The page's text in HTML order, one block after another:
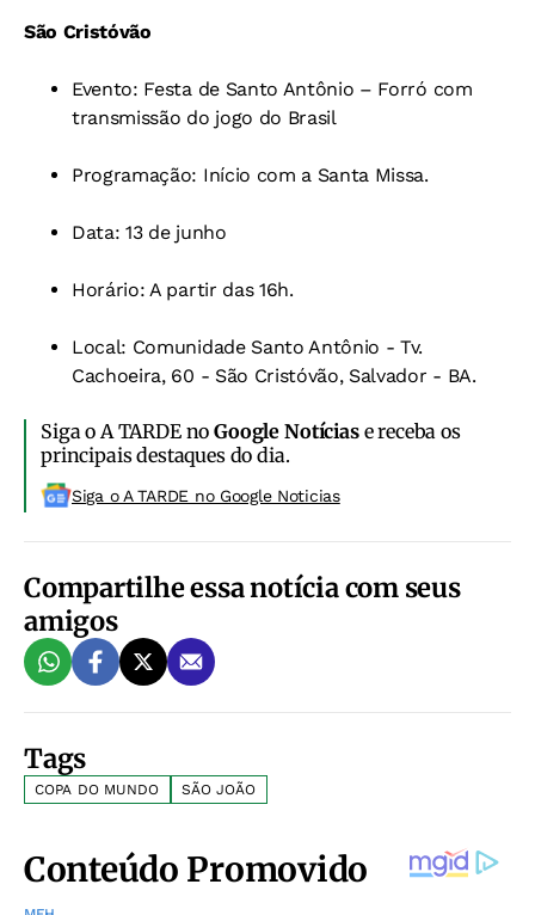
São Cristóvão
Evento: Festa de Santo Antônio – Forró com
transmissão do jogo do Brasil
Programação: Início com a Santa Missa.
Data: 13 de junho
Horário: A partir das 16h.
Local: Comunidade Santo Antônio - Tv.
Cachoeira, 60 - São Cristóvão, Salvador - BA.
Siga o A TARDE noGoogle Notíciase receba os
principais destaques do dia.
Siga o A TARDE no Google Noticias
Compartilhe essa notícia com seus
amigos
Tags
COPA DO MUNDO SÃO JOÃO